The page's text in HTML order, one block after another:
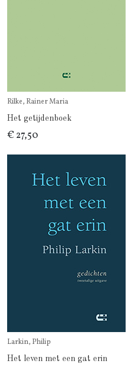
Rilke, Rainer Maria
Het getijdenboek
€ 27,50
Larkin, Philip
Het leven met een gat erin